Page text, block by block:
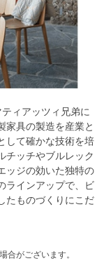
ィアッツィ兄弟に
家具の製造を産業と
して確かな技術を培
チッチやブルレック
ッジの効いた独特の
ラインアップで、ビ
たものづくりにこだ
合がございます。